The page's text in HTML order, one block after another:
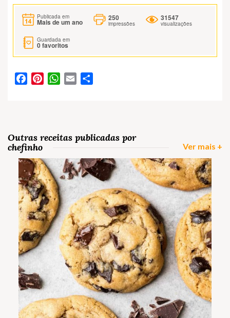
Publicada em
Mais de um ano
250
impressões
31547
visualizações
Guardada em
0favoritos
FacebookPinterestWhatsApp
Email
Outras receitas publicadas por
chefinho
Ver mais +